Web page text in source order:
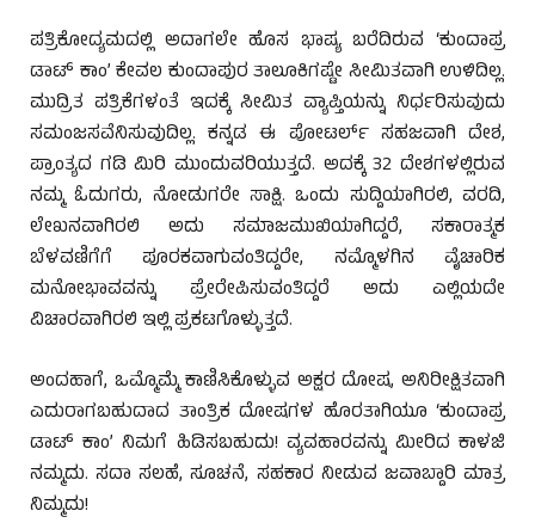
ಪತ್ರಿಕೋದ್ಯಮದಲ್ಲಿ ಅದಾಗಲೇ ಹೊಸ ಭಾಷ್ಯ ಬರೆದಿರುವ ‘ಕುಂದಾಪ್ರ
ಡಾಟ್ ಕಾಂ’ ಕೇವಲ ಕುಂದಾಪುರ ತಾಲೂಕಿಗಷ್ಟೇ ಸೀಮಿತವಾಗಿ ಉಳಿದಿಲ್ಲ.
ಮುದ್ರಿತ ಪತ್ರಿಕೆಗಳಂತೆ ಇದಕ್ಕೆ ಸೀಮಿತ ವ್ಯಾಪ್ತಿಯನ್ನು ನಿರ್ಧರಿಸುವುದು
ಸಮಂಜಸವೆನಿಸುವುದಿಲ್ಲ. ಕನ್ನಡ ಈ ಪೋಟರ್ಲ್ ಸಹಜವಾಗಿ ದೇಶ,
ಪ್ರಾಂತ್ಯದ ಗಡಿ ಮಿರಿ ಮುಂದುವರಿಯುತ್ತದೆ. ಅದಕ್ಕೆ 32 ದೇಶಗಳಲ್ಲಿರುವ
ನಮ್ಮ ಓದುಗರು, ನೋಡುಗರೇ ಸಾಕ್ಷಿ. ಒಂದು ಸುದ್ದಿಯಾಗಿರಲಿ, ವರದಿ,
ಲೇಖನವಾಗಿರಲಿ ಅದು ಸಮಾಜಮುಖಿಯಾಗಿದ್ದರೆ, ಸಕಾರಾತ್ಮಕ
ಬೆಳವಣಿಗೆಗೆ ಪೂರಕವಾಗುವಂತಿದ್ದರೇ, ನಮ್ಮೊಳಗಿನ ವೈಚಾರಿಕ
ಮನೋಭಾವವನ್ನು ಪ್ರೇರೇಪಿಸುವಂತಿದ್ದರೆ ಅದು ಎಲ್ಲಿಯದೇ
ವಿಚಾರವಾಗಿರಲಿ ಇಲ್ಲಿ ಪ್ರಕಟಗೊಳ್ಳುತ್ತದೆ.
ಅಂದಹಾಗೆ, ಒಮ್ಮೊಮ್ಮೆ ಕಾಣಿಸಿಕೊಳ್ಳುವ ಅಕ್ಷರ ದೋಷ, ಅನಿರೀಕ್ಷಿತವಾಗಿ
ಎದುರಾಗಬಹುದಾದ ತಾಂತ್ರಿಕ ದೋಷಗಳ ಹೊರತಾಗಿಯೂ ‘ಕುಂದಾಪ್ರ
ಡಾಟ್ ಕಾಂ’ ನಿಮಗೆ ಹಿಡಿಸಬಹುದು! ವ್ಯವಹಾರವನ್ನು ಮೀರಿದ ಕಾಳಜಿ
ನಮ್ಮದು. ಸದಾ ಸಲಹೆ, ಸೂಚನೆ, ಸಹಕಾರ ನೀಡುವ ಜವಾಬ್ದಾರಿ ಮಾತ್ರ
ನಿಮ್ಮದು!